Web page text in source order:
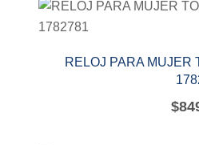
RELOJ PARA MUJER
$